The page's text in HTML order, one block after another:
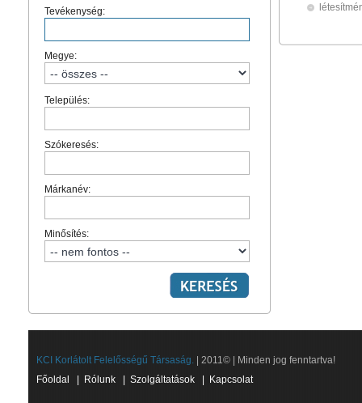
Tevékenység:
Megye:
Település:
Szókeresés:
Márkanév:
Minősítés:
KCI Korlátolt Felelősségű Társaság. | 2011© | Minden jog fenntartva!
Főoldal
Rólunk Szolgáltatások Kapcsolat